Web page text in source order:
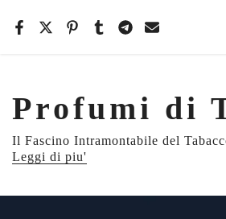
Profumi di
Il Fascino Intramontabile del
Leggi di piu'